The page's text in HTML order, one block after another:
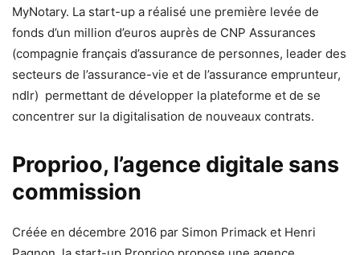
MyNotary. La start-up a réalisé une première levée de
fonds d’un million d’euros auprès de CNP Assurances
(compagnie français d’assurance de personnes, leader des
secteurs de l’assurance-vie et de l’assurance emprunteur,
ndlr) permettant de développer la plateforme et de se
concentrer sur la digitalisation de nouveaux contrats.
Proprioo, l’agence digitale sans
commission
Créée en décembre 2016 par Simon Primack et Henri